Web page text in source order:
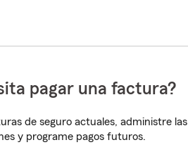
pagar una factura?
de seguro actuales, administre las
y programe pagos futuros.